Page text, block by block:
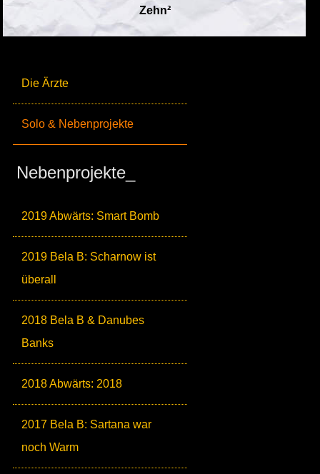
Die Ärzte
Solo & Nebenprojekte
Nebenprojekte_
2019 Abwärts: Smart Bomb
2019 Bela B: Scharnow ist
überall
2018 Bela B & Danubes
Banks
2018 Abwärts: 2018
2017 Bela B: Sartana war
noch Warm
Zehn²